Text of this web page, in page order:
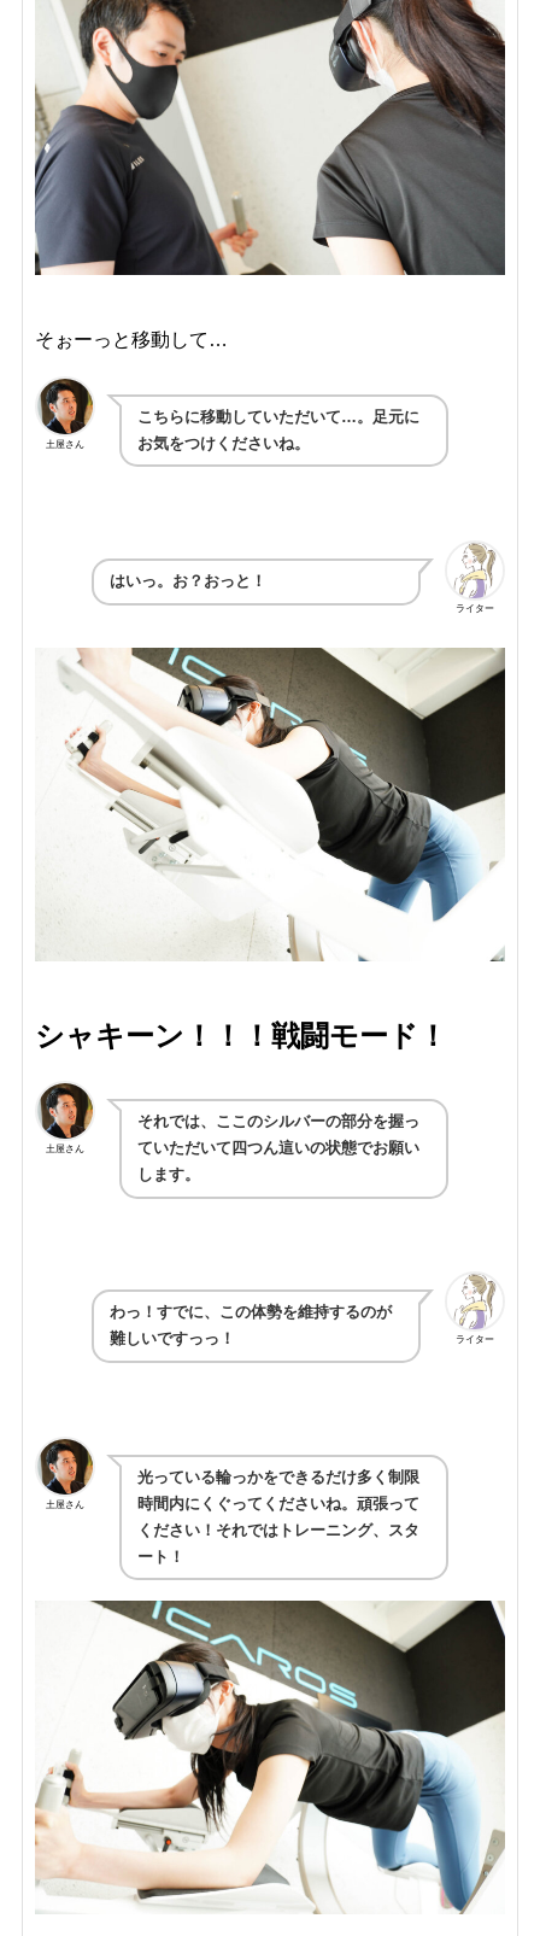
そぉーっと移動して…
土屋さん
こちらに移動していただいて…。足元に
お気をつけくださいね。
ライター
はいっ。お？おっと！
シャキーン！！！戦闘モード！
土屋さん
それでは、ここのシルバーの部分を握っ
ていただいて四つん這いの状態でお願い
します。
ライター
わっ！すでに、この体勢を維持するのが
難しいですっっ！
土屋さん
光っている輪っかをできるだけ多く制限
時間内にくぐってくださいね。頑張って
ください！それではトレーニング、スタ
ート！